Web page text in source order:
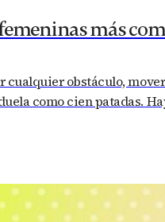
más
cualquier obstáculo,
como cien patadas.